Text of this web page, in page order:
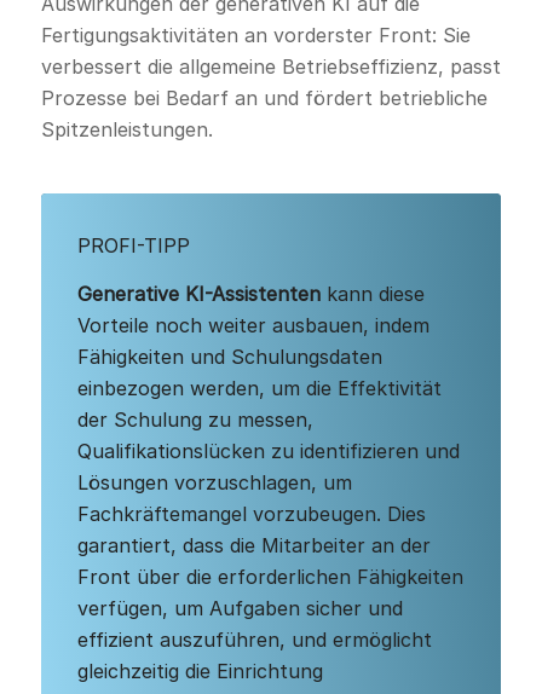
Fertigungsaktivitäten an vorderster Front: Sie
verbessert die allgemeine Betriebseffizienz, passt
Prozesse bei Bedarf an und fördert betriebliche
Spitzenleistungen.
PROFI-TIPP
Generative KI-Assistentenkann diese
Vorteile noch weiter ausbauen, indem
Fähigkeiten und Schulungsdaten
einbezogen werden, um die Effektivität
der Schulung zu messen,
Qualifikationslücken zu identifizieren und
Lösungen vorzuschlagen, um
Fachkräftemangel vorzubeugen. Dies
garantiert, dass die Mitarbeiter an der
Front über die erforderlichen Fähigkeiten
verfügen, um Aufgaben sicher und
effizient auszuführen, und ermöglicht
gleichzeitig die Einrichtung